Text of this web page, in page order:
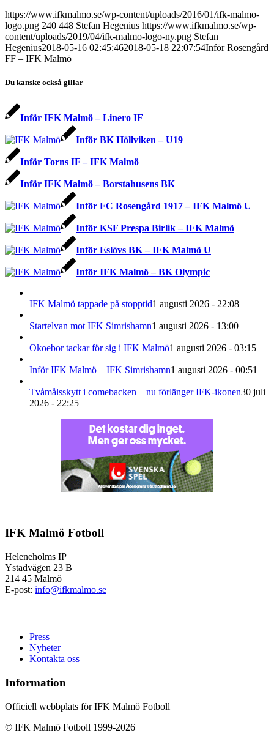
https://www.ifkmalmo.se/wp-content/uploads/2016/01/ifk-malmo-
logo.png 240 448 Stefan Hegenius https://www.ifkmalmo.se/wp-
content/uploads/2019/04/ifk-malmo-logo-ny.png Stefan
Hegenius2018-05-16 02:45:462018-05-18 22:07:54Inför Rosengård
FF – IFK Malmö
Du kanske också gillar
Inför IFK Malmö – Linero IF
Inför BK Höllviken – U19
Inför Torns IF – IFK Malmö
Inför IFK Malmö – Borstahusens BK
Inför FC Rosengård 1917 – IFK Malmö U
Inför KSF Prespa Birlik – IFK Malmö
Inför Eslövs BK – IFK Malmö U
Inför IFK Malmö – BK Olympic
IFK Malmö tappade på stopptid1 augusti 2026 - 22:08
Startelvan mot IFK Simrishamn1 augusti 2026 - 13:00
Okoebor tackar för sig i IFK Malmö1 augusti 2026 - 03:15
Inför IFK Malmö – IFK Simrishamn1 augusti 2026 - 00:51
Tvåmålsskytt i comebacken – nu förlänger IFK-ikonen30 juli
2026 - 22:25
IFK Malmö Fotboll
Heleneholms IP
Ystadvägen 23 B
214 45 Malmö
E-post: info@ifkmalmo.se
Press
Nyheter
Kontakta oss
Information
Officiell webbplats för IFK Malmö Fotboll
© IFK Malmö Fotboll 1999-2026